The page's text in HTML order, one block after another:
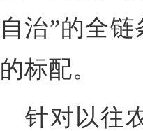
自治”的全
的标配。
针对以往